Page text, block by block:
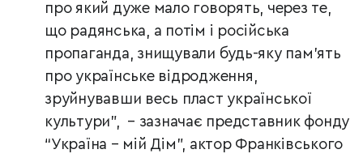
про який дуже мало говорять, через те,
що радянська, а потім і російська
пропаганда, знищували будь-яку пам’ять
про українське відродження,
зруйнувавши весь пласт української
культури”, – зазначає представник фонду
“Україна – мій Дім”, актор Франківського